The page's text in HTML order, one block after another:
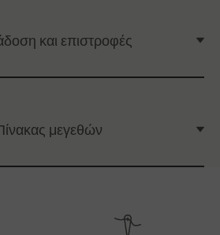
και επιστροφές
μεγεθών